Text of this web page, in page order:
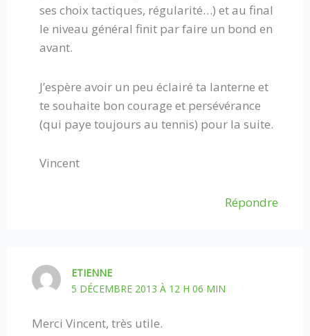
ses choix tactiques, régularité…) et au final
le niveau général finit par faire un bond en
avant.
J’espère avoir un peu éclairé ta lanterne et
te souhaite bon courage et persévérance
(qui paye toujours au tennis) pour la suite.
Vincent
Répondre
ETIENNE
5 DÉCEMBRE 2013 À 12 H 06 MIN
Merci Vincent, très utile.